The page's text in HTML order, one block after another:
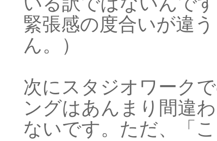
緊張感の度合いが違
ん。）
次にスタジオワーク
ングはあんまり間違わ
ないです。ただ、「